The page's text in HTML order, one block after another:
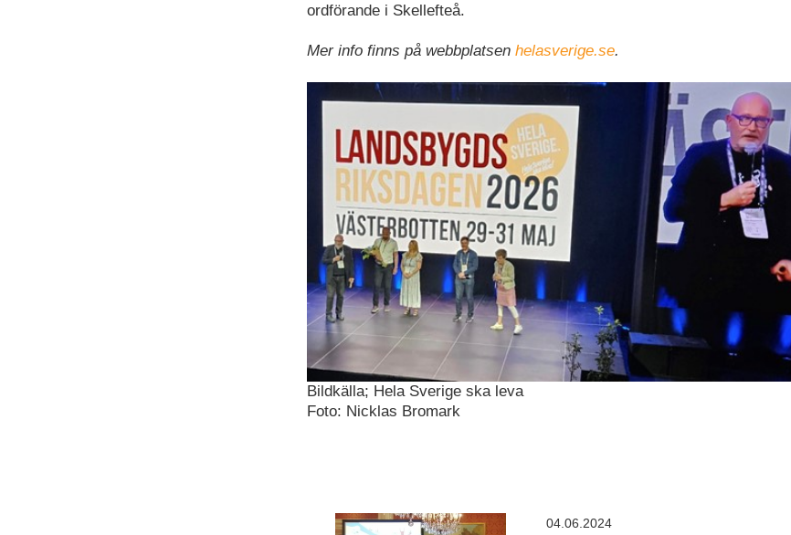
ordförande i Skellefteå.
Mer info finns på webbplatsen helasverige.se.
Bildkälla; Hela Sverige ska leva
Foto: Nicklas Bromark
04.06.2024